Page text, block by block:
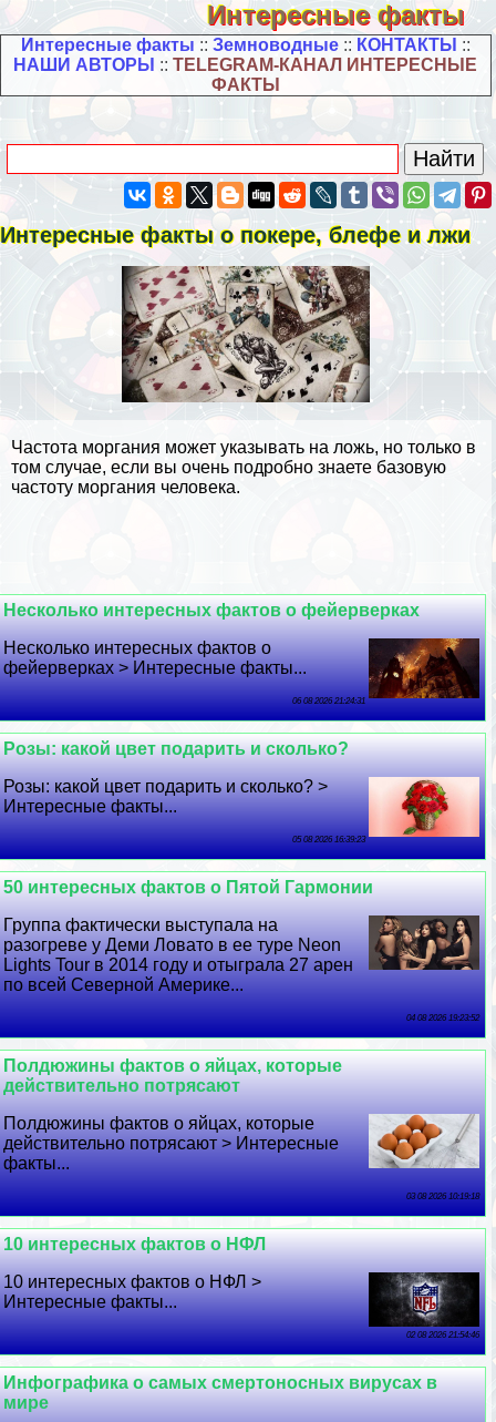
Интересные факты
Интересные факты :: Земноводные:: КОНТАКТЫ ::
НАШИ АВТОРЫ ::TELEGRAM-КАНАЛ ИНТЕРЕСНЫЕ
ФАКТЫ
Интересные факты о покере, блефе и лжи
Частота моргания может указывать на ложь, но только в
том случае, если вы очень подробно знаете базовую
частоту моргания человека.
Несколько интересных фактов о фейерверках
Несколько интересных фактов о
фейерверках > Интересные факты...
06 08 2026 21:24:31
Розы: какой цвет подарить и сколько?
Розы: какой цвет подарить и сколько? >
Интересные факты...
05 08 2026 16:39:23
50 интересных фактов о Пятой Гармонии
Группа фактически выступала на
разогреве у Деми Ловато в ее туре Neon
Lights Tour в 2014 году и отыграла 27 арен
по всей Северной Америке...
04 08 2026 19:23:52
Полдюжины фактов о яйцах, которые
действительно потрясают
Полдюжины фактов о яйцах, которые
действительно потрясают > Интересные
факты...
03 08 2026 10:19:18
10 интересных фактов о НФЛ
10 интересных фактов о НФЛ >
Интересные факты...
02 08 2026 21:54:46
Инфографика о самых cмepтоносных вирусах в
мире